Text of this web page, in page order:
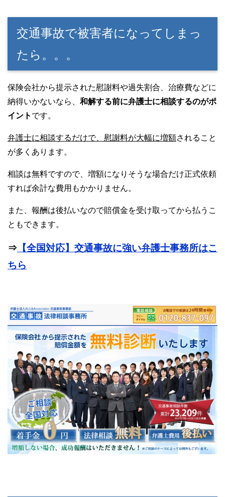
交通事故で被害者になってしまっ
たら。。。
保険会社から提示された慰謝料や過失割合、治療費などに
納得いかないなら、 和解する前に弁護士に相談するのがポ
イント です。
弁護士に相談するだけで、慰謝料が大幅に増額されること
が多くあります。
相談は無料ですので、増額になりそうな場合だけ正式依頼
すれば余計な費用もかかりません。
また、報酬は後払いなので賠償金を受け取ってから払うこ
ともできます。
⇒ 【全国対応】交通事故に強い弁護士事務所はこ
ちら